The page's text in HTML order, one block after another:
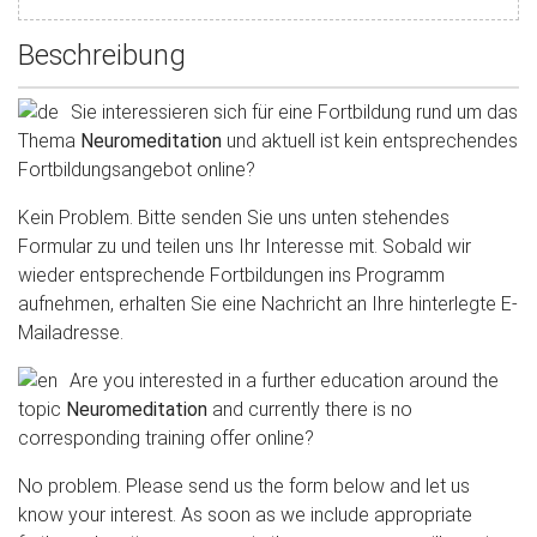
Beschreibung
Sie interessieren sich für eine Fortbildung rund um das
Thema Neuromeditation und aktuell ist kein entsprechendes
Fortbildungsangebot online?
Kein Problem. Bitte senden Sie uns unten stehendes
Formular zu und teilen uns Ihr Interesse mit. Sobald wir
wieder entsprechende Fortbildungen ins Programm
aufnehmen, erhalten Sie eine Nachricht an Ihre hinterlegte E-
Mailadresse.
Are you interested in a further education around the
topic Neuromeditation and currently there is no
corresponding training offer online?
No problem. Please send us the form below and let us
know your interest. As soon as we include appropriate